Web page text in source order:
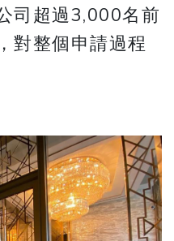
司超過3,000名前
對整個申請過程